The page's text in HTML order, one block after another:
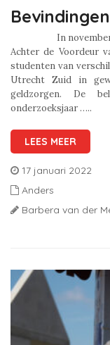
In november
Achter de Voordeur
studenten van
Utrecht Zuid in
geldzorgen. De
onderzoeksjaar …..
LEES MEER
17 januari 2022
Anders
Barbera van der